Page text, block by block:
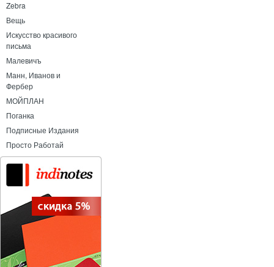
Zebra
Вещь
Искусство красивого
письма
Малевичъ
Манн, Иванов и
Фербер
МОЙПЛАН
Поганка
Подписные Издания
Просто Работай